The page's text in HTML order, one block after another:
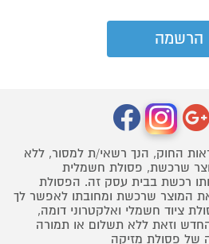
החוק, הנך רשאי/ת למסור, ללא
שרכשת, פסולת חשמלית
רכשת בבית עסק זה. הפסולת
המוצר שרכשת ומחובתו לאפשר לך
ציוד חשמלי ואלקטרוני דומה,
וזאת ללא תשלום או תמורה
פסולת מזיקה